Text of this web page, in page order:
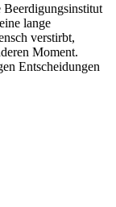
Beerdigungsinstitut
lange
verstirbt,
Moment.
Entscheidungen